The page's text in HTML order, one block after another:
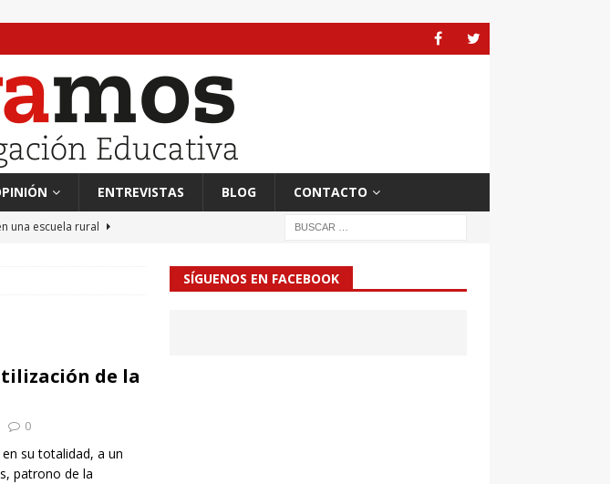
ENTREVISTAS BLOG CONTACTO
una escuela rural
de la
0
su totalidad, a un
patrono de la
SÍGUENOS EN FACEBOOK